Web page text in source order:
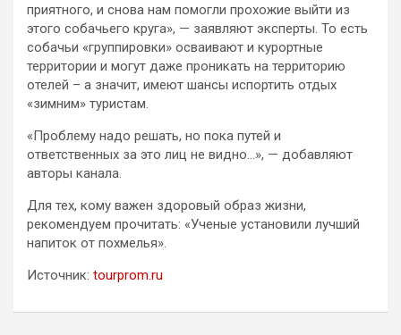
приятного, и снова нам помогли прохожие выйти из
этого собачьего круга», — заявляют эксперты. То есть
собачьи «группировки» осваивают и курортные
территории и могут даже проникать на территорию
отелей – а значит, имеют шансы испортить отдых
«зимним» туристам.
«Проблему надо решать, но пока путей и
ответственных за это лиц не видно…», — добавляют
авторы канала.
Для тех, кому важен здоровый образ жизни,
рекомендуем прочитать: «Ученые установили лучший
напиток от похмелья».
Источник: tourprom.ru